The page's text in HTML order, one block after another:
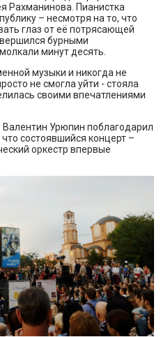
Рахманинова. Пианистка
– несмотря на то, что
глаз от её потрясающей
бурными
минут десять.
музыки и никогда не
не смогла уйти - стояла
своими впечатлениями
Урюпин поблагодарил
состоявшийся концерт –
оркестр впервые